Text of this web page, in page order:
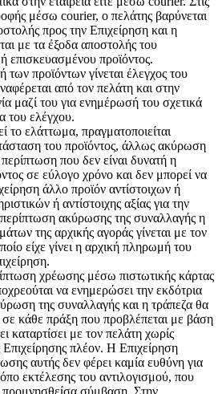
μέσω courier, o πελάτης βαρύνεται
προς την Επιχείρηση και η
με τα έξοδα αποστολής του
επισκευασμένου προϊόντος.
των προϊόντων γίνεται έλεγχος του
από τον πελάτη και στην
μαζί του για ενημέρωσή του σχετικά
του ελέγχου.
το ελάττωμα, πραγματοποιείται
του προϊόντος, άλλως ακύρωση
που δεν είναι δυνατή η
σε εύλογο χρόνο και δεν μπορεί να
άλλο προϊόν αντίστοιχων ή
ή αντίστοιχης αξίας για την
ακύρωσης της συναλλαγής η
της αρχικής αγοράς γίνεται με τον
είχε γίνει η αρχική πληρωμή του
χρέωσης μέσω πιστωτικής κάρτας
να ενημερώσει την εκδότρια
της συναλλαγής και η τράπεζα θα
σε κάθε πράξη που προβλέπεται με βάση
καταρτίσει με τον πελάτη χωρίς
Επιχείρησης πλέον. Η Επιχείρηση
αυτής δεν φέρει καμία ευθύνη για
εκτέλεσης του αντιλογισμού, που
προμνησθείσα σύμβαση. Στην